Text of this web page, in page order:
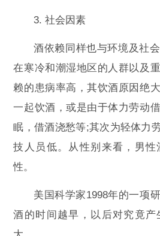
3. 社会因素
酒依赖同样也与环境及社
在寒冷和潮湿地区的人群以及
赖的患病率高，其饮酒原因绝
一起饮酒，或是由于体力劳动
眠，借酒浇愁等;其次为轻体力
技人员低。从性别来看，男
性。
美国科学家1998年的一项
酒的时间越早，以后对究竟